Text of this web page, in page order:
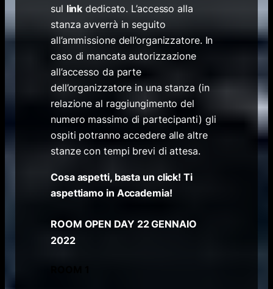
sul link dedicato. L’accesso alla
stanza avverrà in seguito
all’ammissione dell’organizzatore. In
caso di mancata autorizzazione
all’accesso da parte
dell’organizzatore in una stanza (in
relazione al raggiungimento del
numero massimo di partecipanti) gli
ospiti potranno accedere alle altre
stanze con tempi brevi di attesa.
Cosa aspetti, basta un click! Ti
aspettiamo in Accademia!
ROOM OPEN DAY 22 GENNAIO
2022